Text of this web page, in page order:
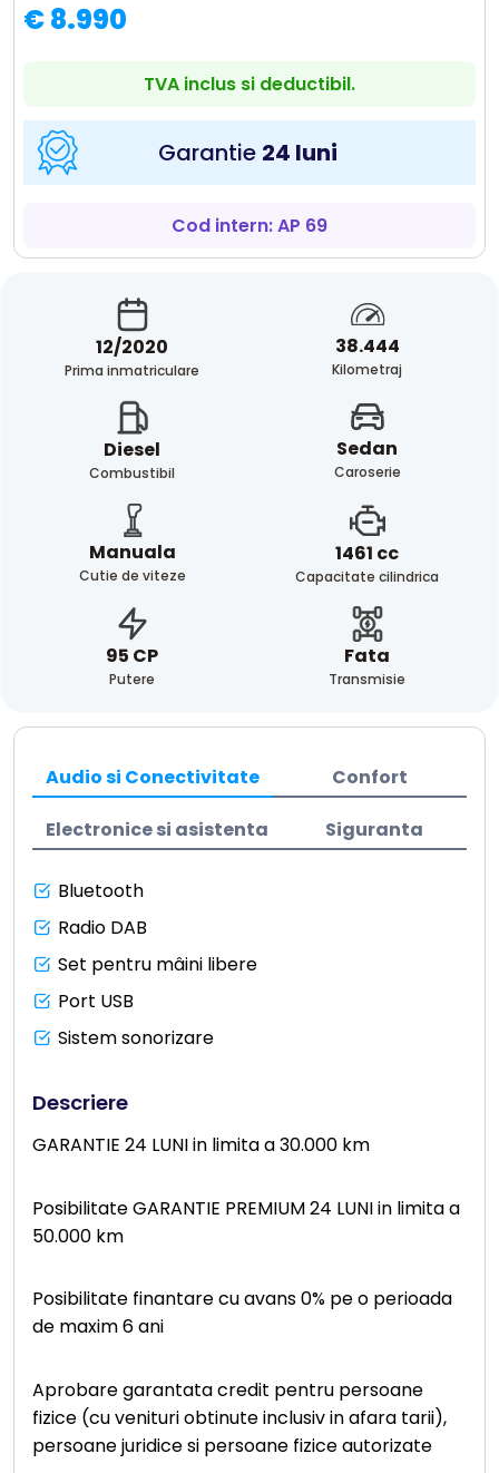
€ 8.990
TVA inclus si deductibil.
Garantie 24 luni
Cod intern: AP 69
12/2020
Prima inmatriculare
38.444
Kilometraj
Diesel
Combustibil
Sedan
Caroserie
Manuala
Cutie de viteze
1461 cc
Capacitate cilindrica
95 CP
Putere
Fata
Transmisie
Audio si Conectivitate Confort
Electronice si asistenta Siguranta
Bluetooth
Radio DAB
Set pentru mâini libere
Port USB
Sistem sonorizare
Descriere
GARANTIE 24 LUNI in limita a 30.000 km
Posibilitate GARANTIE PREMIUM 24 LUNI in limita a
50.000 km
Posibilitate finantare cu avans 0% pe o perioada
de maxim 6 ani
Aprobare garantata credit pentru persoane
fizice (cu venituri obtinute inclusiv in afara tarii),
persoane juridice si persoane fizice autorizate